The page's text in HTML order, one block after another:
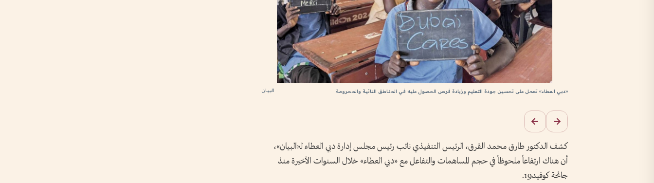
البيان «دبي العطاء» تعمل على تحسين جودة التعليم وزيادة فرص الحصول عليه في المناطق النائية والمحرومة
كشف الدكتور طارق محمد القرق، الرئيس التنفيذي نائب رئيس مجلس إدارة دبي العطاء لـ«البيان»،
أن هناك ارتفاعاً ملحوظاً في حجم المساهمات والتفاعل مع «دبي العطاء» خلال السنوات الأخيرة منذ
جائحة كوفيد19.